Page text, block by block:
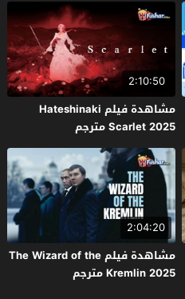
2:10:50
مشاهدة فيلم Hateshinaki
Scarlet 2025 مترجم
2:04:20
مشاهدة فيلم The Wizard of the
Kremlin 2025 مترجم